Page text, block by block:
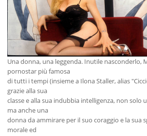
Una donna, una leggenda. Inutile nasconderlo,
pornostar più famosa
di tutti i tempi (insieme a Ilona Staller, alias
grazie alla sua
classe e alla sua indubbia intelligenza, non solo
ma anche una
donna da ammirare per il suo coraggio e la sua
morale ed